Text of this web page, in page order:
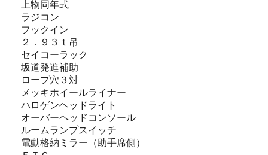
上物同年式
ラジコン
フックイン
２．９３ｔ吊
セイコーラック
坂道発進補助
ロープ穴３対
メッキホイールライナー
ハロゲンヘッドライト
オーバーヘッドコンソール
ルームランプスイッチ
電動格納ミラー（助手席側）